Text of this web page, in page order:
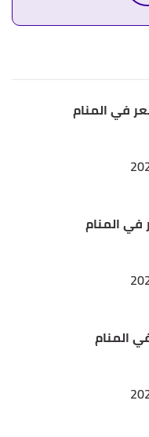
. بتصرّف.
في المنام
في المنام
المنام